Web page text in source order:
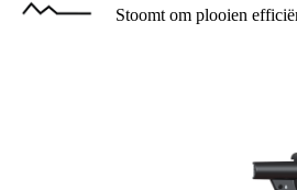
Stoomt om plooien